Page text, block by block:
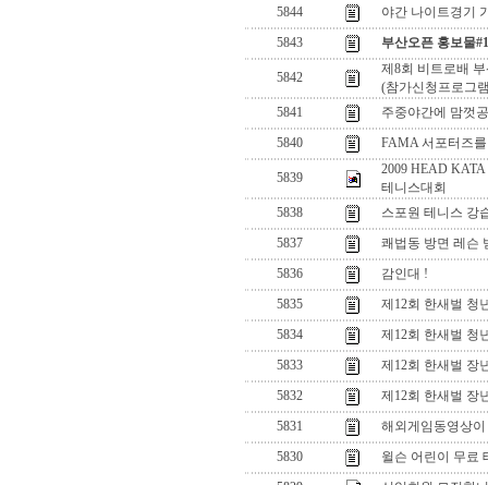
5844
야간 나이트경기
5843
부산오픈 홍보물
5842
제8회 비트로배
(참가신청프로그
5841
주중야간에 맘껏
5840
FAMA 서포터즈
5839
2009 HEAD
테니스대회
5838
스포원 테니스 강
5837
쾌법동 방면 레슨
5836
감인대 !
5835
제12회 한새벌 청
5834
제12회 한새벌 청
5833
제12회 한새벌 장
5832
제12회 한새벌 장
5831
해외게임동영상
5830
윌슨 어린이 무료